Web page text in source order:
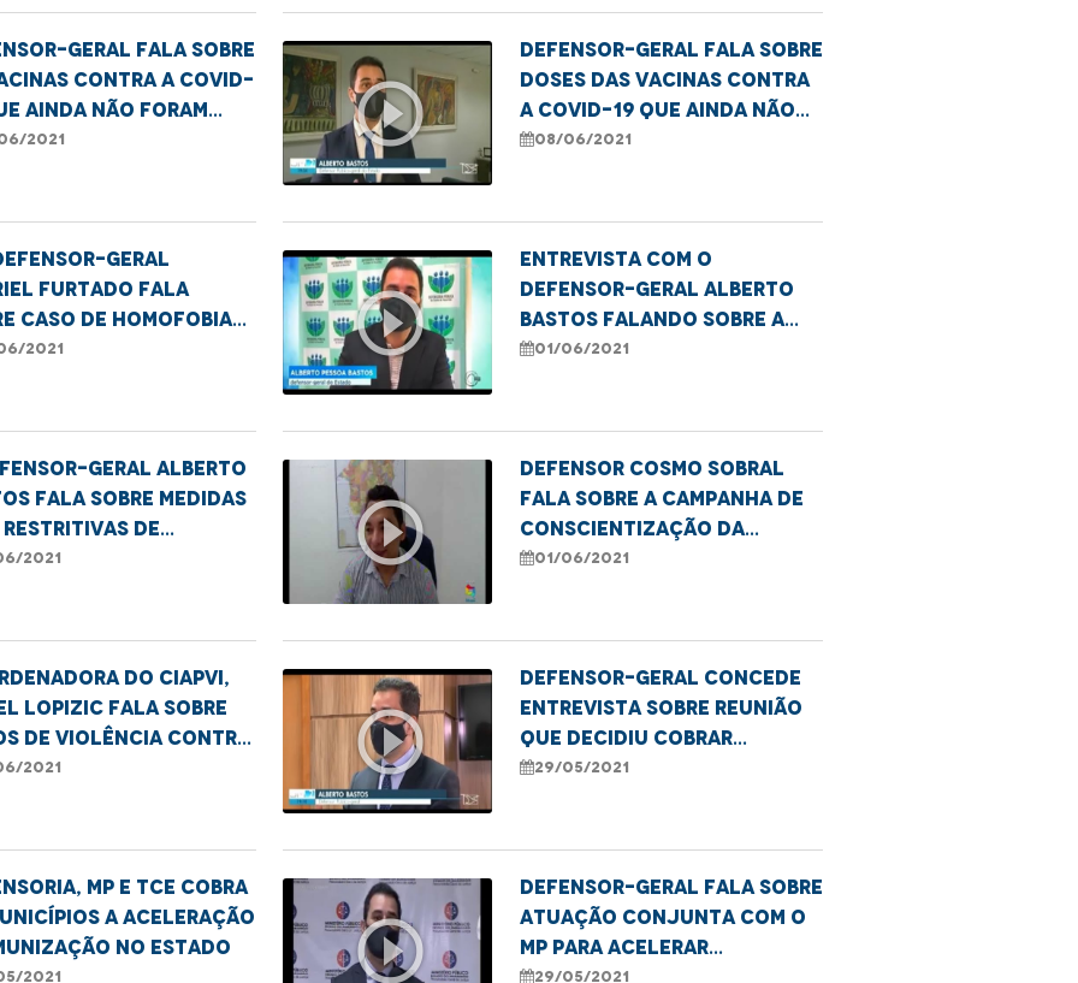
geral fala sobre
contra a covid-
ainda não foram
nos municípios.
2021 play_circle_outline
Defensor-geral fala sobre
doses das vacinas contra
a covid-19 que ainda não
foram usadas
08/06/2021
geral
Furtado fala
caso de homofobia
2021 play_circle_outline
Entrevista com o
defensor-geral Alberto
Bastos falando sobre a
taxa de ocupação dos
01/06/2021
geral Alberto
fala sobre medidas
restritivas de
à pandemia
2021 play_circle_outline
Defensor Cosmo Sobral
fala sobre a Campanha de
Conscientização da
Violência contra a Pessoa
01/06/2021
do CIAPVI,
Lopizic fala sobre
de violência contra
2021 play_circle_outline
Defensor-geral concede
entrevista sobre reunião
que decidiu cobrar
celeridade na imunização
29/05/2021
MP e TCE cobra
a aceleração
no Estado
2021 play_circle_outline
Defensor-geral fala sobre
atuação conjunta com o
MP para acelerar
imunização no MA
29/05/2021